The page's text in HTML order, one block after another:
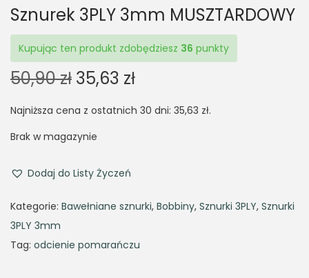
Sznurek 3PLY 3mm MUSZTARDOWY
Kupując ten produkt zdobędziesz 36 punkty
50,90zł O
i
g
n
l
r
35,63 złC
r
p
i
Najniższa cena z ostatnich 30 dni: 35,63 zł.
Brak w magazynie
Dodaj do Listy Życzeń
Kategorie: Bawełniane sznurki, Bobbiny, Sznurki 3PLY, Sznurki
3PLY 3mm
Tag: odcienie pomarańczu